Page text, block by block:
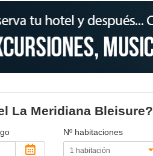
La Meridiana Bleisure?
Nº habitaciones